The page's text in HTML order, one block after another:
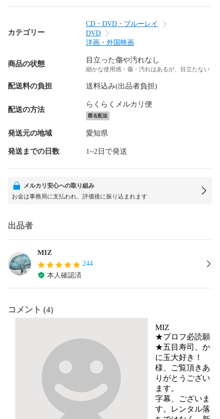
カテゴリー
CD・DVD・ブルーレイ
DVD
洋画・外国映画
商品の状態 目立った傷や汚れなし
細かな使用感・傷・汚れはあるが、目立たない
配送料の負担 送料込み(出品者負担)
配送の方法
らくらくメルカリ便
匿名配送
発送元の地域 愛知県
発送までの日数 1~2日で発送
メルカリ安心への取り組み
お金は事務局に支払われ、評価後に振り込まれます
出品者
MIZ
244
本人確認済
コメント (4)
MIZ
★プロフ必読願
★五目寿司、か
に玉大好き！
様、ご覧頂きあ
りがとうござい
ます。
字幕、ございま
す。レンタル落